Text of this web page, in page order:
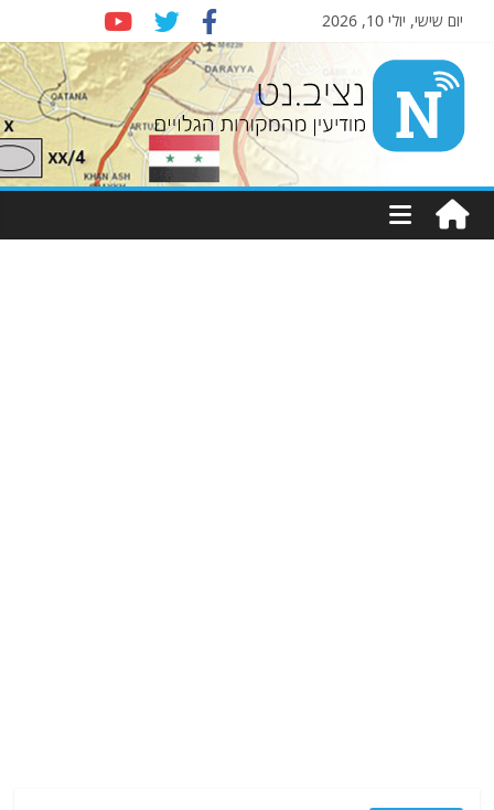
יום שישי, יולי 10, 2026
Nziv.net
מודיעין
מהמקורות